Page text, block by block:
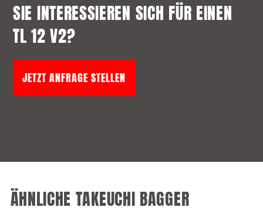
SIE INTERESSIEREN SICH FÜR EINEN
TL 12 V2?
JETZT ANFRAGE STELLEN
ÄHNLICHE TAKEUCHI BAGGER